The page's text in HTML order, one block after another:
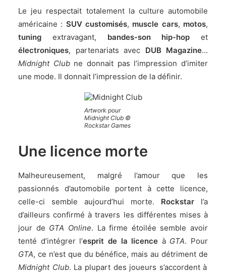
Le jeu respectait totalement la culture automobile
américaine : SUV customisés, muscle cars, motos,
tuning extravagant, bandes-son hip-hop et
électroniques, partenariats avec DUB Magazine…
Midnight Clubne donnait pas l’impression d’imiter
une mode. Il donnait l’impression de la définir.
Artwork pour
Midnight Club ©
Rockstar Games
Une licence morte
Malheureusement, malgré l’amour que les
passionnés d’automobile portent à cette licence,
celle-ci semble aujourd’hui morte. Rockstar l’a
d’ailleurs confirmé à travers les différentes mises à
jour de GTA Online. La firme étoilée semble avoir
tenté d’intégrer l’esprit de la licence à GTA. Pour
GTA, ce n’est que du bénéfice, mais au détriment de
Midnight Club. La plupart des joueurs s’accordent à